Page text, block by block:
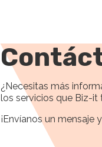
¿Necesitas más
los servicios que Biz-it
¡Envíanos un